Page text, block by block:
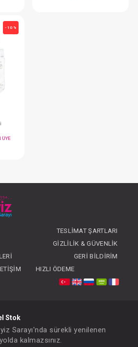
Baskı
IÇIN ÜYE
2li
IÇIN ÜYE
TESLIMAT ŞARTLARI
GIZLILIK & GÜVENLIK
GERI BILDIRIM
HIZLI ÖDEME
Stok
Sarayı'nda sürekli yenilenen
kalmazsınız.